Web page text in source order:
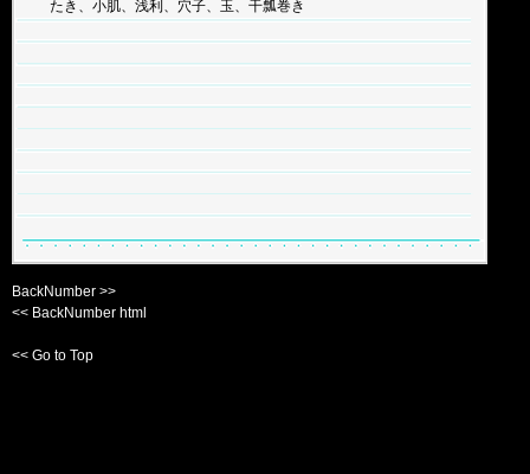
たき、小肌、浅利、穴子、玉、干瓢巻き
BackNumber >>
<< BackNumber html
<< Go to Top